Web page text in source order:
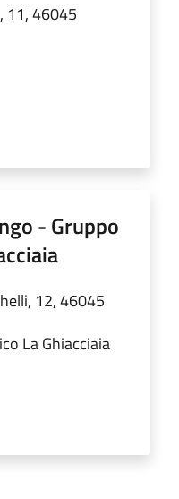
11, 46045
- Gruppo
12, 46045
La Ghiacciaia